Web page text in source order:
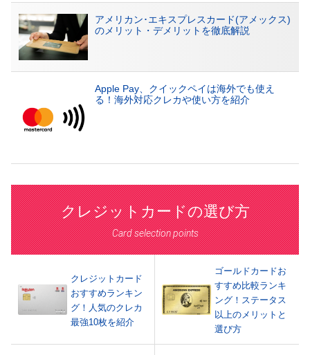
アメリカン･エキスプレスカード(アメックス)
のメリット・デメリットを徹底解説
Apple Pay、クイックペイは海外でも使え
る！海外対応クレカや使い方を紹介
クレジットカードの選び方
Card selection points
クレジットカード
おすすめランキン
グ！人気のクレカ
最強10枚を紹介
ゴールドカードお
すすめ比較ランキ
ング！ステータス
以上のメリットと
選び方